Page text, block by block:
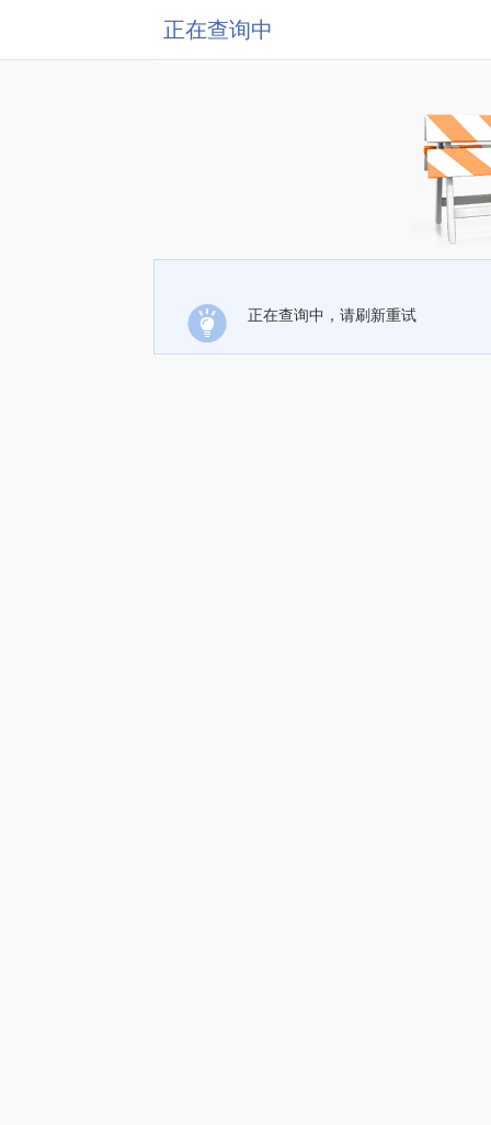
正在查询中
正在查询中，请刷新重试